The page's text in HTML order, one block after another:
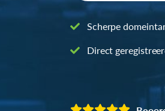
Scherpe
Direct